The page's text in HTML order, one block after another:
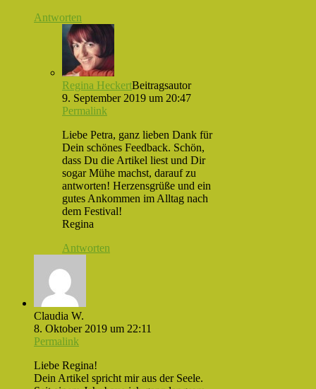
Antworten
Regina HeckertBeitragsautor
9. September 2019 um 20:47
Permalink
Liebe Petra, ganz lieben Dank für
Dein schönes Feedback. Schön,
dass Du die Artikel liest und Dir
sogar Mühe machst, darauf zu
antworten! Herzensgrüße und ein
gutes Ankommen im Alltag nach
dem Festival!
Regina
Antworten
Claudia W.
8. Oktober 2019 um 22:11
Permalink
Liebe Regina!
Dein Artikel spricht mir aus der Seele.